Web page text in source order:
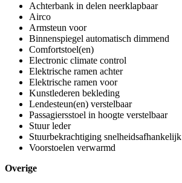
Achterbank in delen neerklapbaar
Airco
Armsteun voor
Binnenspiegel automatisch dimmend
Comfortstoel(en)
Electronic climate control
Elektrische ramen achter
Elektrische ramen voor
Kunstlederen bekleding
Lendesteun(en) verstelbaar
Passagiersstoel in hoogte verstelbaar
Stuur leder
Stuurbekrachtiging snelheidsafhankelijk
Voorstoelen verwarmd
Overige